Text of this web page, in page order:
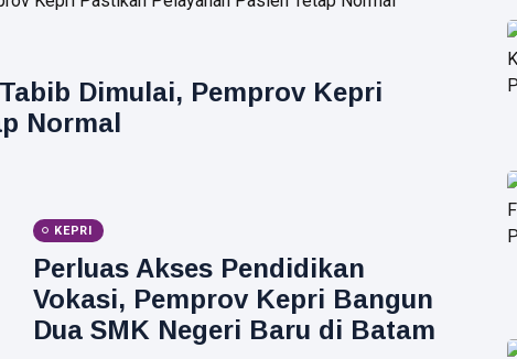
Dimulai, Pemprov Kepri
Normal
KEPRI
Perluas Akses Pendidikan
Vokasi, Pemprov Kepri Bangun
Dua SMK Negeri Baru di Batam